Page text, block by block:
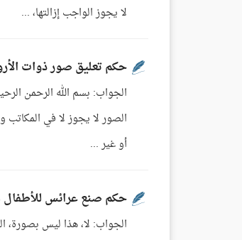
لا يجوز الواجب إزالتها، ...
حكم تعليق صور ذوات
الجواب: بسم الله الرحمن
الصور لا يجوز لا في
أو غير ...
حكم صنع عرائس للأطفال
الجواب: لا، هذا ليس بصورة،